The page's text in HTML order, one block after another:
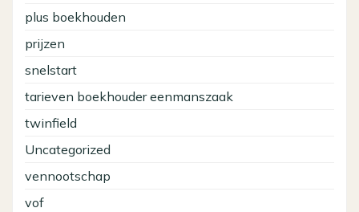
plus boekhouden
prijzen
snelstart
tarieven boekhouder eenmanszaak
twinfield
Uncategorized
vennootschap
vof